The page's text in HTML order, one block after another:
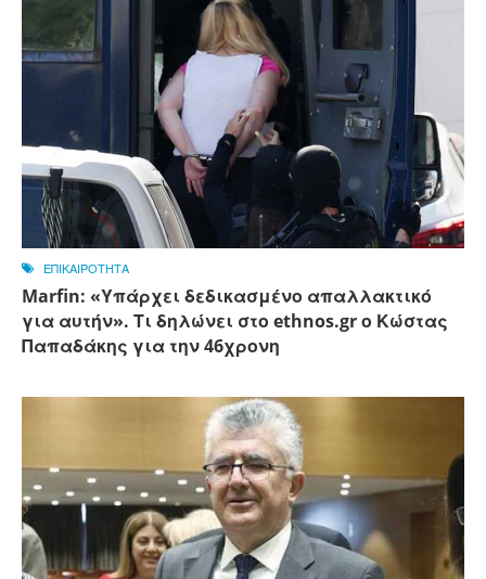
ΕΠΙΚΑΙΡΟΤΗΤΑ
Marfin: «Υπάρχει δεδικασμένο απαλλακτικό
για αυτήν». Τι δηλώνει στο ethnos.gr ο Κώστας
Παπαδάκης για την 46χρονη